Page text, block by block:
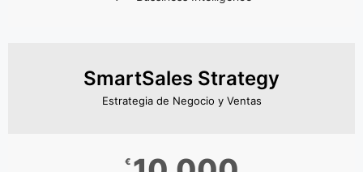
SmartSales Strategy
Estrategia de Negocio y Ventas
€